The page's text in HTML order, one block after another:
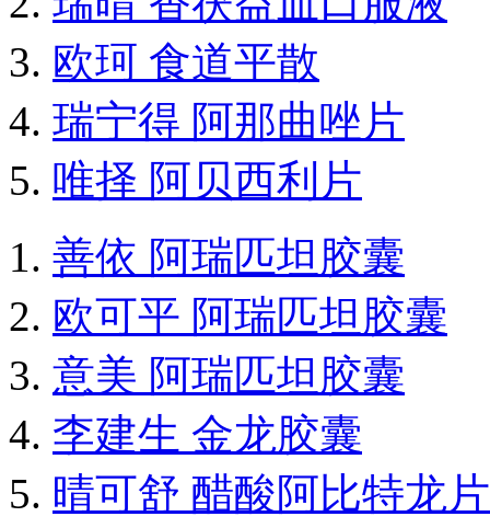
欧珂 食道平散
瑞宁得 阿那曲唑片
唯择 阿贝西利片
善依 阿瑞匹坦胶囊
欧可平 阿瑞匹坦胶囊
意美 阿瑞匹坦胶囊
李建生 金龙胶囊
晴可舒 醋酸阿比特龙片